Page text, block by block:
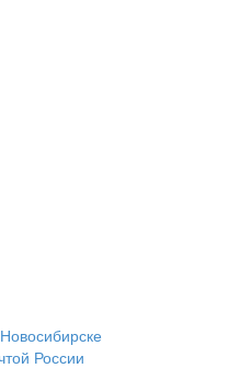
России